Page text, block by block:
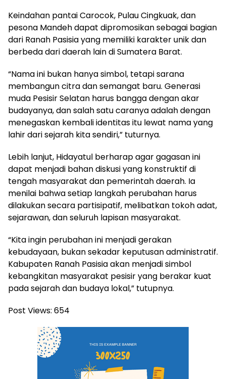
Keindahan pantai Carocok, Pulau Cingkuak, dan
pesona Mandeh dapat dipromosikan sebagai bagian
dari Ranah Pasisia yang memiliki karakter unik dan
berbeda dari daerah lain di Sumatera Barat.
“Nama ini bukan hanya simbol, tetapi sarana
membangun citra dan semangat baru. Generasi
muda Pesisir Selatan harus bangga dengan akar
budayanya, dan salah satu caranya adalah dengan
menegaskan kembali identitas itu lewat nama yang
lahir dari sejarah kita sendiri,” tuturnya.
Lebih lanjut, Hidayatul berharap agar gagasan ini
dapat menjadi bahan diskusi yang konstruktif di
tengah masyarakat dan pemerintah daerah. Ia
menilai bahwa setiap langkah perubahan harus
dilakukan secara partisipatif, melibatkan tokoh adat,
sejarawan, dan seluruh lapisan masyarakat.
“Kita ingin perubahan ini menjadi gerakan
kebudayaan, bukan sekadar keputusan administratif.
Kabupaten Ranah Pasisia akan menjadi simbol
kebangkitan masyarakat pesisir yang berakar kuat
pada sejarah dan budaya lokal,” tutupnya.
Post Views: 654